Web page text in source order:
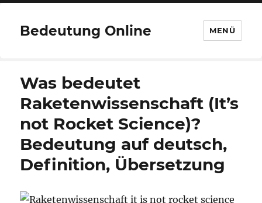
Bedeutung Online MENÜ
Was bedeutet
Raketenwissenschaft (It’s
not Rocket Science)?
Bedeutung auf deutsch,
Definition, Übersetzung